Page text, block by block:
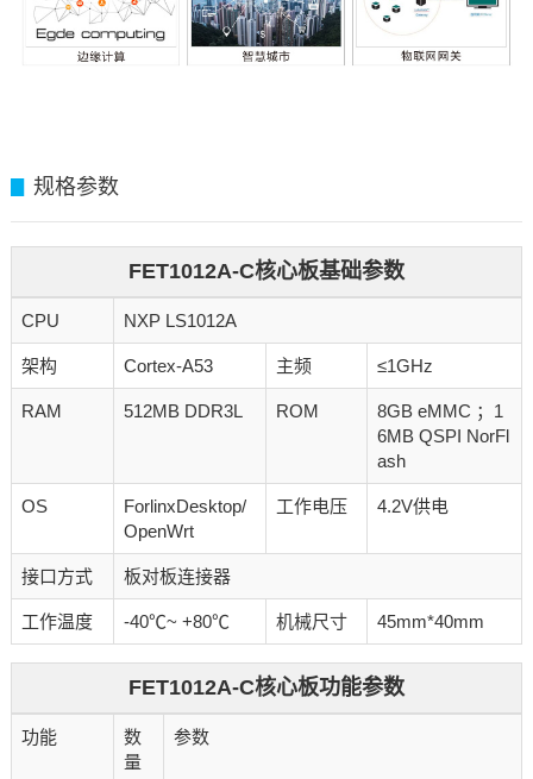
规格参数
FET1012A-C核心板基础参数
CPU NXP LS1012A
架构 Cortex-A53 主频 ≤1GHz
RAM 512MB DDR3L ROM
8GB eMMC ；1
6MB QSPI NorFl
ash
OS
ForlinxDesktop/
OpenWrt
工作电压 4.2V供电
接口方式 板对板连接器
工作温度 -40℃~ +80℃ 机械尺寸 45mm*40mm
FET1012A-C核心板功能参数
功能
数
量
参数